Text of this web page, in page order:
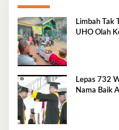
Limbah Tak
UHO Olah
Lepas 732
Nama Baik